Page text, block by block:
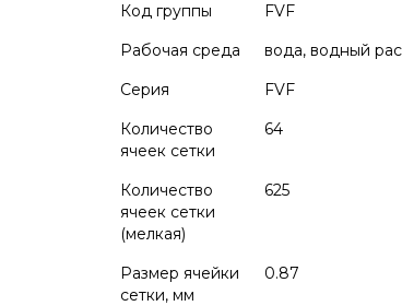
Код группы
FVF
Рабочая среда
вода, водный
Серия
FVF
Количество
ячеек сетки
64
Количество
ячеек сетки
(мелкая)
625
Размер ячейки
сетки, мм
0.87